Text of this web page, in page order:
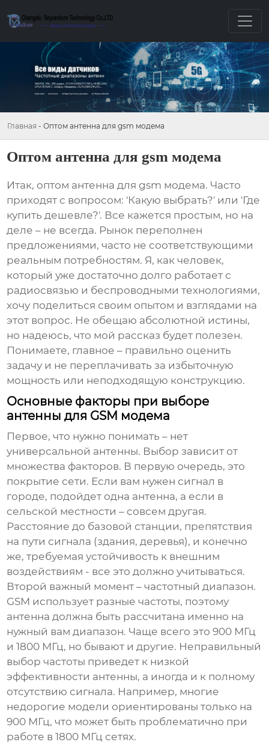
Главная - Оптом антенна для gsm модема
Оптом антенна для gsm модема
Итак, оптом антенна для gsm модема. Часто
приходят с вопросом: 'Какую выбрать?' или 'Где
купить дешевле?'. Все кажется простым, но на
деле – не всегда. Рынок переполнен
предложениями, часто не соответствующими
реальным потребностям. Я, как человек,
который уже достаточно долго работает с
радиосвязью и беспроводными технологиями,
хочу поделиться своим опытом и взглядами на
этот вопрос. Не обещаю абсолютной истины,
но надеюсь, что мой рассказ будет полезен.
Понимаете, главное – правильно оценить
задачу и не переплачивать за избыточную
мощность или неподходящую конструкцию.
Основные факторы при выборе
антенны для GSM модема
Первое, что нужно понимать – нет
универсальной антенны. Выбор зависит от
множества факторов. В первую очередь, это
покрытие сети. Если вам нужен сигнал в
городе, подойдет одна антенна, а если в
сельской местности – совсем другая.
Расстояние до базовой станции, препятствия
на пути сигнала (здания, деревья), и конечно
же, требуемая устойчивость к внешним
воздействиям - все это должно учитываться.
Второй важный момент – частотный диапазон.
GSM использует разные частоты, поэтому
антенна должна быть рассчитана именно на
нужный вам диапазон. Чаще всего это 900 МГц
и 1800 МГц, но бывают и другие. Неправильный
выбор частоты приведет к низкой
эффективности антенны, а иногда и к полному
отсутствию сигнала. Например, многие
недорогие модели ориентированы только на
900 МГц, что может быть проблематично при
работе в 1800 МГц сетях.